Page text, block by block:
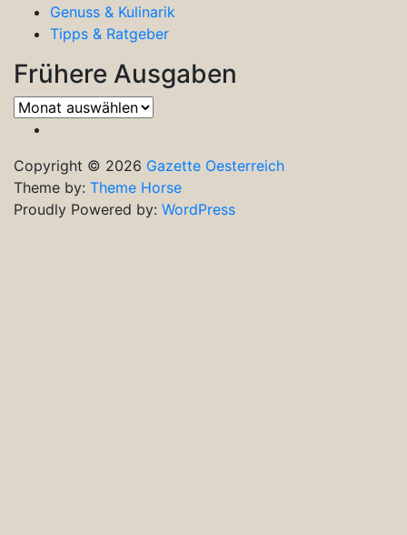
Genuss & Kulinarik
Tipps & Ratgeber
Frühere Ausgaben
Frühere
Ausgaben
Copyright © 2026 Gazette Oesterreich
Theme by: Theme Horse
Proudly Powered by: WordPress